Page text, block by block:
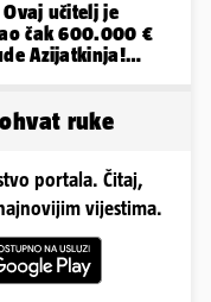
Ovaj učitelj je
čak 600.000 €
Azijatkinja!
ruke
portala. Čitaj,
vijestima.